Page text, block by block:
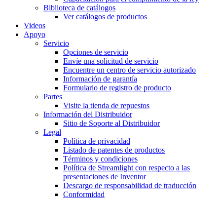
Biblioteca de catálogos
Ver catálogos de productos
Videos
Apoyo
Servicio
Opciones de servicio
Envíe una solicitud de servicio
Encuentre un centro de servicio autorizado
Información de garantía
Formulario de registro de producto
Partes
Visite la tienda de repuestos
Información del Distribuidor
Sitio de Soporte al Distribuidor
Legal
Política de privacidad
Listado de patentes de productos
Términos y condiciones
Política de Streamlight con respecto a las
presentaciones de Inventor
Descargo de responsabilidad de traducción
Conformidad